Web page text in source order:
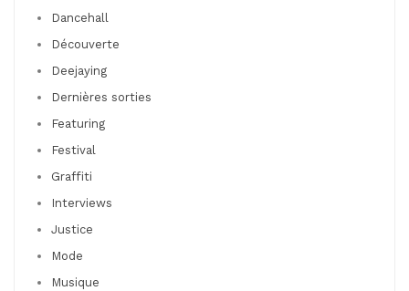
Dancehall
Découverte
Deejaying
Dernières sorties
Featuring
Festival
Graffiti
Interviews
Justice
Mode
Musique